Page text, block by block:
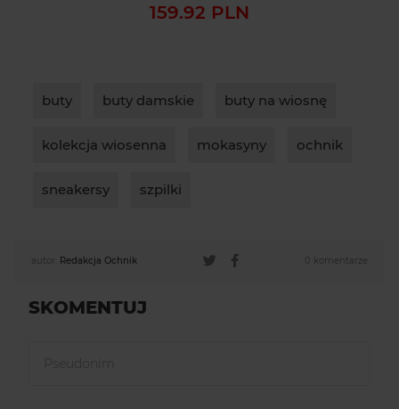
159.92 PLN
buty buty damskie buty na wiosnę
kolekcja wiosenna mokasyny ochnik
sneakersy szpilki
autor: Redakcja Ochnik 0 komentarze
SKOMENTUJ